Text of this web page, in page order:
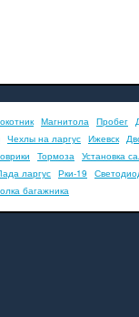
Магнитола Пробег
Чехлы на ларгус Ижевск
Тормоза Установка
ларгус Рки-19
багажника